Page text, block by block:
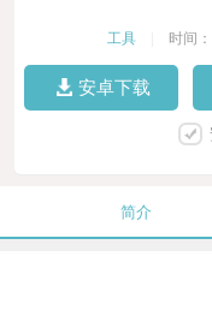
工具 时间
安卓下载
简介